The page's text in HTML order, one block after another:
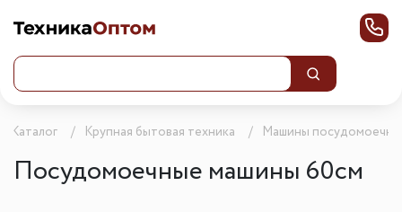
Каталог Крупная бытовая техника Машины
Посудомоечные машины 60см